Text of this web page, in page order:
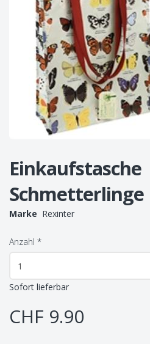
Einkaufstasche
Schmetterlinge
Marke Rexinter
Anzahl *
Sofort lieferbar
CHF 9.90